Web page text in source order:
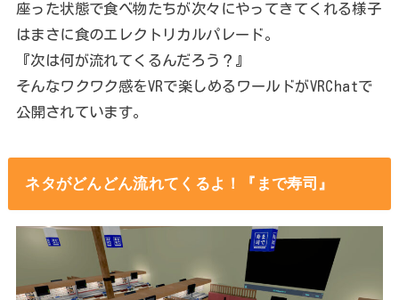
座った状態で食べ物たちが次々にやってきてくれる様子
はまさに食のエレクトリカルパレード。
『次は何が流れてくるんだろう？』
そんなワクワク感をVRで楽しめるワールドがVRChatで
公開されています。
ネタがどんどん流れてくるよ！『まで寿司』